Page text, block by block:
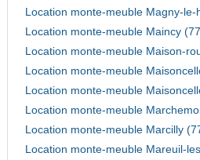
Location monte-meuble Magny-le-
Location monte-meuble Maincy
Location monte-meuble Maison-
Location monte-meuble
Location monte-meuble
Location monte-meuble
Location monte-meuble Marcilly
Location monte-meuble Mareuil-